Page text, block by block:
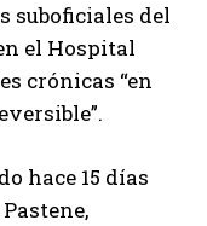
suboficiales del
el Hospital
crónicas “en
hace 15 días